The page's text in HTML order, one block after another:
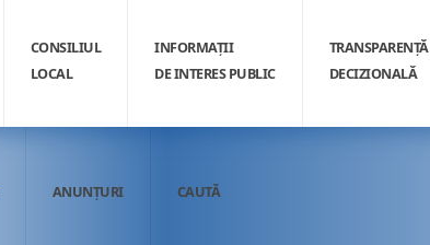
CONSILIUL
LOCAL
INFORMAȚII
DE INTERES PUBLIC
TRANSPARENȚĂ
DECIZIONALĂ
ANUNȚURI CAUTĂ